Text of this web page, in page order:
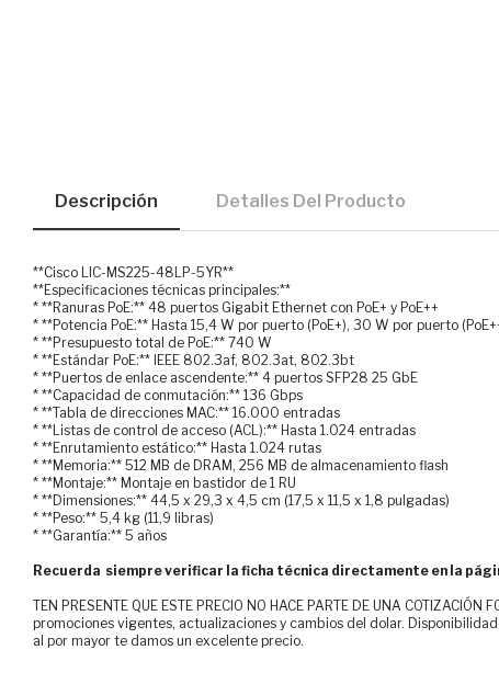
Descripción Detalles Del Producto
**Cisco LIC-MS225-48LP-5YR**
**Especificaciones técnicas principales:**
* **Ranuras PoE:** 48 puertos Gigabit Ethernet con PoE+ y PoE++
* **Potencia PoE:** Hasta 15,4 W por puerto (PoE+), 30 W por puerto
* **Presupuesto total de PoE:** 740 W
* **Estándar PoE:** IEEE 802.3af, 802.3at, 802.3bt
* **Puertos de enlace ascendente:** 4 puertos SFP28 25 GbE
* **Capacidad de conmutación:** 136 Gbps
* **Tabla de direcciones MAC:** 16.000 entradas
* **Listas de control de acceso (ACL):** Hasta 1.024 entradas
* **Enrutamiento estático:** Hasta 1.024 rutas
* **Memoria:** 512 MB de DRAM, 256 MB de almacenamiento flash
* **Montaje:** Montaje en bastidor de 1 RU
* **Dimensiones:** 44,5 x 29,3 x 4,5 cm (17,5 x 11,5 x 1,8 pulgadas)
* **Peso:** 5,4 kg (11,9 libras)
* **Garantía:** 5 años
Recuerda siempre verificar la ficha técnica directamente en la
TEN PRESENTE QUE ESTE PRECIO NO HACE PARTE DE UNA
promociones vigentes, actualizaciones y cambios del dolar.
al por mayor te damos un excelente precio.